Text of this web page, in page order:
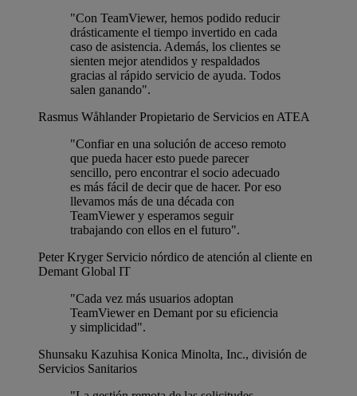
"Con TeamViewer, hemos podido reducir
drásticamente el tiempo invertido en cada
caso de asistencia. Además, los clientes se
sienten mejor atendidos y respaldados
gracias al rápido servicio de ayuda. Todos
salen ganando".
Rasmus Wåhlander Propietario de Servicios en ATEA
"Confiar en una solución de acceso remoto
que pueda hacer esto puede parecer
sencillo, pero encontrar el socio adecuado
es más fácil de decir que de hacer. Por eso
llevamos más de una década con
TeamViewer y esperamos seguir
trabajando con ellos en el futuro".
Peter Kryger Servicio nórdico de atención al cliente en
Demant Global IT
"Cada vez más usuarios adoptan
TeamViewer en Demant por su eficiencia
y simplicidad".
Shunsaku Kazuhisa Konica Minolta, Inc., división de
Servicios Sanitarios